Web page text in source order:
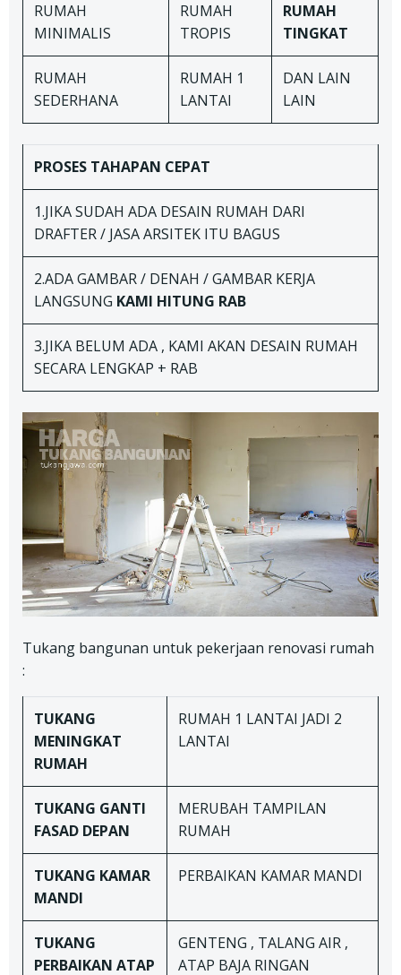
RUMAH
MINIMALIS
RUMAH
TROPIS
RUMAH
TINGKAT
RUMAH
SEDERHANA
RUMAH 1
LANTAI
DAN LAIN
LAIN
PROSES TAHAPAN CEPAT
1.JIKA SUDAH ADA DESAIN RUMAH DARI
DRAFTER / JASA ARSITEK ITU BAGUS
2.ADA GAMBAR / DENAH / GAMBAR KERJA
LANGSUNG KAMI HITUNG RAB
3.JIKA BELUM ADA , KAMI AKAN DESAIN RUMAH
SECARA LENGKAP + RAB
Tukang bangunan untuk pekerjaan renovasi rumah
:
TUKANG
MENINGKAT
RUMAH
RUMAH 1 LANTAI JADI 2
LANTAI
TUKANG GANTI
FASAD DEPAN
MERUBAH TAMPILAN
RUMAH
TUKANG KAMAR
MANDI
PERBAIKAN KAMAR MANDI
TUKANG
PERBAIKAN ATAP
GENTENG , TALANG AIR ,
ATAP BAJA RINGAN